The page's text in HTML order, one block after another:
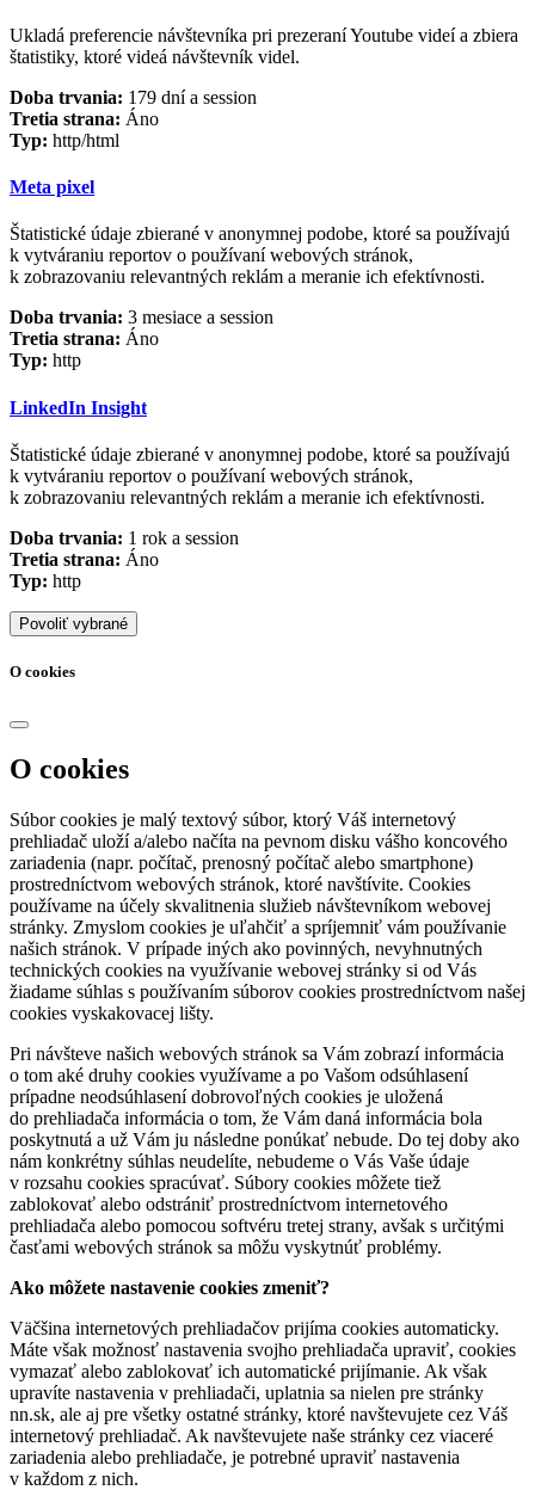
Ukladá preferencie návštevníka pri prezeraní Youtube videí a zbiera
štatistiky, ktoré videá návštevník videl.
Doba trvania: 179 dní a session
Tretia strana: Áno
Typ: http/html
Meta pixel
Štatistické údaje zbierané v anonymnej podobe, ktoré sa používajú
k vytváraniu reportov o používaní webových stránok,
k zobrazovaniu relevantných reklám a meranie ich efektívnosti.
Doba trvania: 3 mesiace a session
Tretia strana: Áno
Typ: http
LinkedIn Insight
Štatistické údaje zbierané v anonymnej podobe, ktoré sa používajú
k vytváraniu reportov o používaní webových stránok,
k zobrazovaniu relevantných reklám a meranie ich efektívnosti.
Doba trvania: 1 rok a session
Tretia strana: Áno
Typ: http
Povoliť vybrané
O cookies
O cookies
Súbor cookies je malý textový súbor, ktorý Váš internetový
prehliadač uloží a/alebo načíta na pevnom disku vášho koncového
zariadenia (napr. počítač, prenosný počítač alebo smartphone)
prostredníctvom webových stránok, ktoré navštívite. Cookies
používame na účely skvalitnenia služieb návštevníkom webovej
stránky. Zmyslom cookies je uľahčiť a spríjemniť vám používanie
našich stránok. V prípade iných ako povinných, nevyhnutných
technických cookies na využívanie webovej stránky si od Vás
žiadame súhlas s používaním súborov cookies prostredníctvom našej
cookies vyskakovacej lišty.
Pri návšteve našich webových stránok sa Vám zobrazí informácia
o tom aké druhy cookies využívame a po Vašom odsúhlasení
prípadne neodsúhlasení dobrovoľných cookies je uložená
do prehliadača informácia o tom, že Vám daná informácia bola
poskytnutá a už Vám ju následne ponúkať nebude. Do tej doby ako
nám konkrétny súhlas neudelíte, nebudeme o Vás Vaše údaje
v rozsahu cookies spracúvať. Súbory cookies môžete tiež
zablokovať alebo odstrániť prostredníctvom internetového
prehliadača alebo pomocou softvéru tretej strany, avšak s určitými
časťami webových stránok sa môžu vyskytnúť problémy.
Ako môžete nastavenie cookies zmeniť?
Väčšina internetových prehliadačov prijíma cookies automaticky.
Máte však možnosť nastavenia svojho prehliadača upraviť, cookies
vymazať alebo zablokovať ich automatické prijímanie. Ak však
upravíte nastavenia v prehliadači, uplatnia sa nielen pre stránky
nn.sk, ale aj pre všetky ostatné stránky, ktoré navštevujete cez Váš
internetový prehliadač. Ak navštevujete naše stránky cez viaceré
zariadenia alebo prehliadače, je potrebné upraviť nastavenia
v každom z nich.